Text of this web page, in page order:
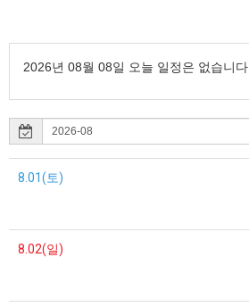
2026년 08월 08일 오늘 일정은 없습니다.
8.01(토)
8.02(일)